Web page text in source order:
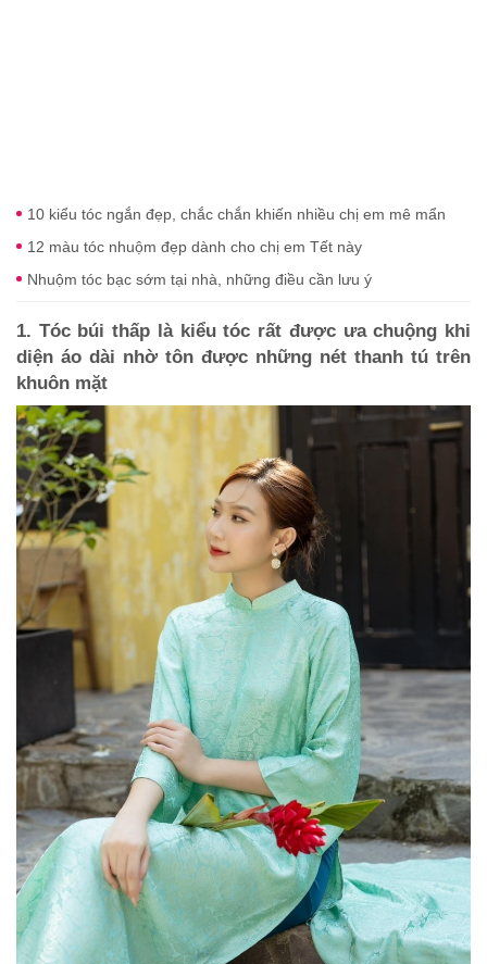
10 kiểu tóc ngắn đẹp, chắc chắn khiến nhiều chị em mê mẩn
12 màu tóc nhuộm đẹp dành cho chị em Tết này
Nhuộm tóc bạc sớm tại nhà, những điều cần lưu ý
1. Tóc búi thấp là kiểu tóc rất được ưa chuộng khi
diện áo dài nhờ tôn được những nét thanh tú trên
khuôn mặt